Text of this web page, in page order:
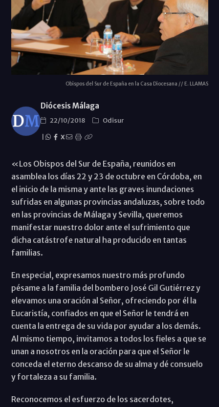
Obispos del Sur de España en la Casa Diocesana // E. LLAMAS
Diócesis Málaga
22/10/2018
Odisur
X
«Los Obispos del Sur de España, reunidos en
asamblea los días 22 y 23 de octubre en Córdoba, en
el inicio de la misma y ante las graves inundaciones
sufridas en algunas provincias andaluzas, sobre todo
en las provincias de Málaga y Sevilla, queremos
manifestar nuestro dolor ante el sufrimiento que
dicha catástrofe natural ha producido en tantas
familias.
En especial, expresamos nuestro más profundo
pésame a la familia del bombero José Gil Gutiérrez y
elevamos una oración al Señor, ofreciendo por él la
Eucaristía, confiados en que el Señor le tendrá en
cuenta la entrega de su vida por ayudar a los demás.
Al mismo tiempo, invitamos a todos los fieles a que se
unan a nosotros en la oración para que el Señor le
conceda el eterno descanso de su alma y dé consuelo
y fortaleza a su familia.
Reconocemos el esfuerzo de los sacerdotes,